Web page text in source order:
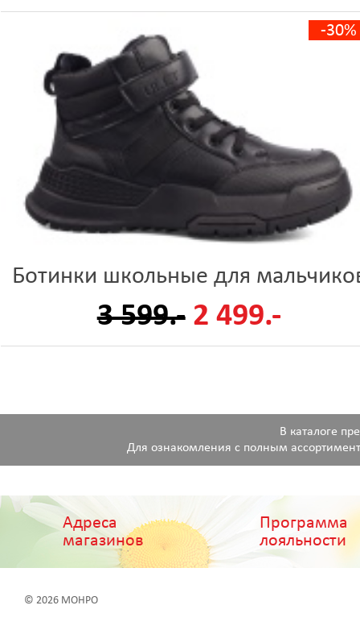
-30%
Ботинки школьные для
3 599.- 2 499.-
В каталоге
Для ознакомления с полным
Адреса
магазинов
Программа
лояльности
© 2026 МОНРО